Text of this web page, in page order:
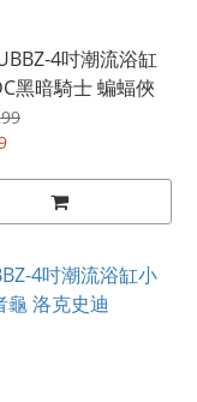
4吋潮流浴缸
黑暗騎士 蝙蝠俠